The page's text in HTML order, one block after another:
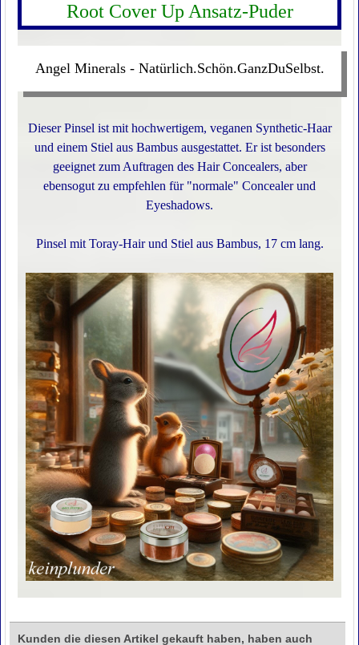
Root Cover Up Ansatz-Puder
Angel Minerals - Natürlich.Schön.GanzDuSelbst.
Dieser Pinsel ist mit hochwertigem, veganen Synthetic-Haar
und einem Stiel aus Bambus ausgestattet. Er ist besonders
geeignet zum Auftragen des Hair Concealers, aber
ebensogut zu empfehlen für "normale" Concealer und
Eyeshadows.
Pinsel mit Toray-Hair und Stiel aus Bambus, 17 cm lang.
Kunden die diesen Artikel gekauft haben, haben auch